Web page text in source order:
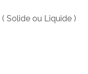
( Solide ou Liquide )